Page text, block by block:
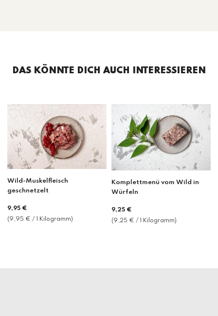
DAS KÖNNTE DICH AUCH INTERESSIEREN
Wild-Muskelfleisch
geschnetzelt
Normaler
Preis
9,95 €
(9,95 € / 1 Kilogramm)
Komplettmenü vom Wild in
Würfeln
Normaler
Preis
9,25 €
(9,25 € / 1 Kilogramm)